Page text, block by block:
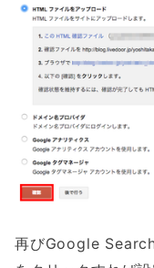
再びGoogle Search